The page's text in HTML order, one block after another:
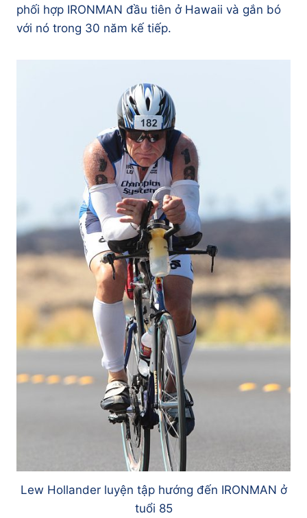
phối hợp IRONMAN đầu tiên ở Hawaii và gắn bó
với nó trong 30 năm kế tiếp.
Lew Hollander luyện tập hướng đến IRONMAN ở
tuổi 85